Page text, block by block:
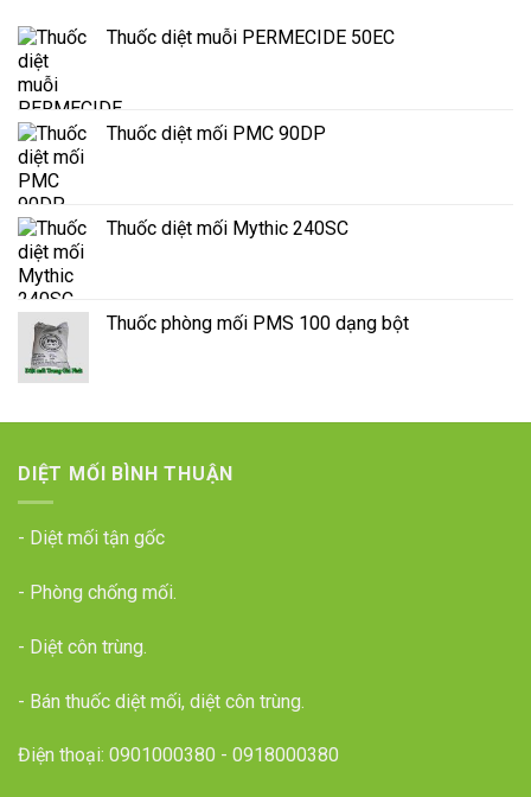
Thuốc diệt muỗi PERMECIDE 50EC
Thuốc diệt mối PMC 90DP
Thuốc diệt mối Mythic 240SC
Thuốc phòng mối PMS 100 dạng bột
DIỆT MỐI BÌNH THUẬN
- Diệt mối tận gốc
- Phòng chống mối.
- Diệt côn trùng.
- Bán thuốc diệt mối, diệt côn trùng.
Điện thoại: 0901000380 - 0918000380